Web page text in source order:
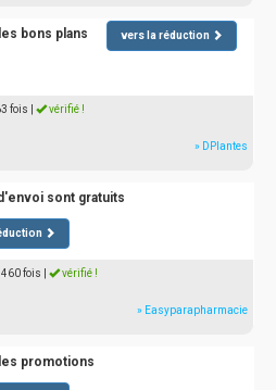
bons plans vers la réduction
fois vérifié !
» DPlantes
sont gratuits
fois vérifié !
» Easyparapharmacie
promotions